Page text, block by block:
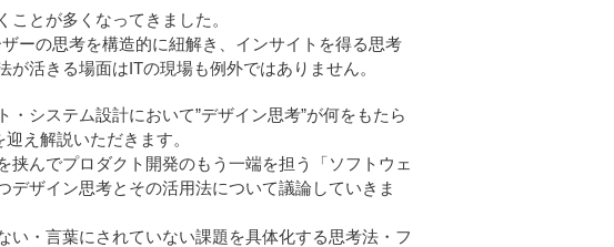
とが多くなってきました。
ーの思考を構造的に紐解き、インサイトを得る思考
活きる場面はITの現場も例外ではありません。
システム設計において”デザイン思考”が何をもたら
え解説いただきます。
んでプロダクト開発のもう一端を担う「ソフトウェ
ザイン思考とその活用法について議論していきま
・言葉にされていない課題を具体化する思考法・フ